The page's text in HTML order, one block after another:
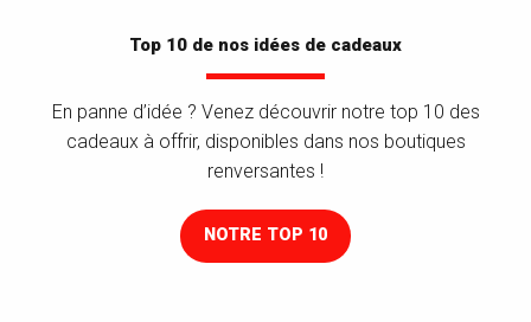
Top 10 de nos idées de cadeaux
En panne d’idée ? Venez découvrir notre top 10 des
cadeaux à offrir, disponibles dans nos boutiques
renversantes !
NOTRE TOP 10